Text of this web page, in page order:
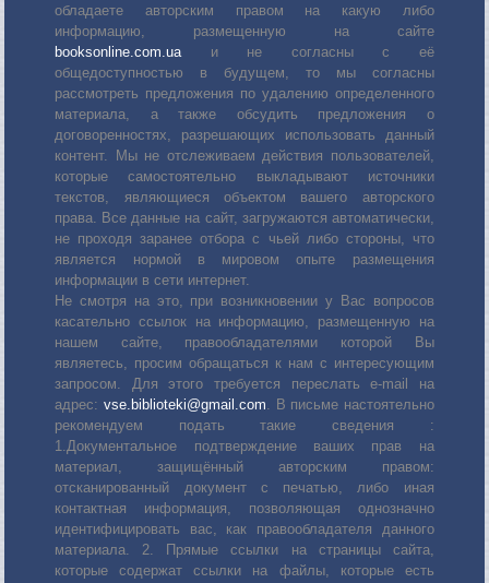
обладаете авторским правом на какую либо
информацию, размещенную на сайте
booksonline.com.ua и не согласны с её
общедоступностью в будущем, то мы согласны
рассмотреть предложения по удалению определенного
материала, а также обсудить предложения о
договоренностях, разрешающих использовать данный
контент. Мы не отслеживаем действия пользователей,
которые самостоятельно выкладывают источники
текстов, являющиеся объектом вашего авторского
права. Все данные на сайт, загружаются автоматически,
не проходя заранее отбора с чьей либо стороны, что
является нормой в мировом опыте размещения
информации в сети интернет.
Не смотря на это, при возникновении у Вас вопросов
касательно ссылок на информацию, размещенную на
нашем сайте, правообладателями которой Вы
являетесь, просим обращаться к нам с интересующим
запросом. Для этого требуется переслать е-mail на
адрес: vse.biblioteki@gmail.com . В письме настоятельно
рекомендуем подать такие сведения :
1.Документальное подтверждение ваших прав на
материал, защищённый авторским правом:
отсканированный документ с печатью, либо иная
контактная информация, позволяющая однозначно
идентифицировать вас, как правообладателя данного
материала. 2. Прямые ссылки на страницы сайта,
которые содержат ссылки на файлы, которые есть